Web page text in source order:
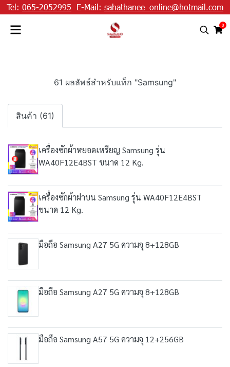
Tel: 065-2052995 E-Mail: sahathanee_online@hotmail.com
0
61 ผลลัพธ์สำหรับแท็ก "Samsung"
สินค้า (61)
เครื่องซักผ้าหยอดเหรียญ Samsung รุ่น
WA40F12E4BST ขนาด 12 Kg.
เครื่องซักผ้าฝาบน Samsung รุ่น WA40F12E4BST
ขนาด 12 Kg.
มือถือ Samsung A27 5G ความจุ 8+128GB
มือถือ Samsung A27 5G ความจุ 8+128GB
มือถือ Samsung A57 5G ความจุ 12+256GB